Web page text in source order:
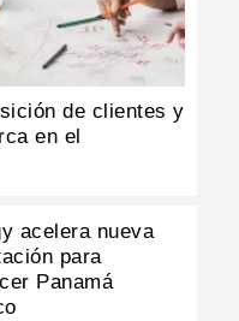
de clientes y
en el
acelera nueva
para
Panamá